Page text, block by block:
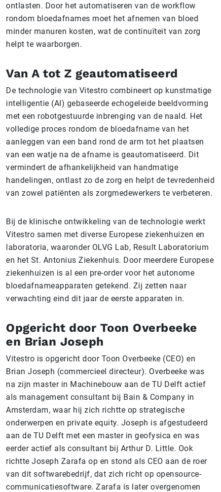
ontlasten. Door het automatiseren van de workflow
rondom bloedafnames moet het afnemen van bloed
minder manuren kosten, wat de continuïteit van zorg
helpt te waarborgen.
Van A tot Z geautomatiseerd
De technologie van Vitestro combineert op kunstmatige
intelligentie (AI) gebaseerde echogeleide beeldvorming
met een robotgestuurde inbrenging van de naald. Het
volledige proces rondom de bloedafname van het
aanleggen van een band rond de arm tot het plaatsen
van een watje na de afname is geautomatiseerd. Dit
vermindert de afhankelijkheid van handmatige
handelingen, ontlast zo de zorg en helpt de tevredenheid
van zowel patiënten als zorgmedewerkers te verbeteren.
Bij de klinische ontwikkeling van de technologie werkt
Vitestro samen met diverse Europese ziekenhuizen en
laboratoria, waaronder OLVG Lab, Result Laboratorium
en het St. Antonius Ziekenhuis. Door meerdere Europese
ziekenhuizen is al een pre-order voor het autonome
bloedafnameapparaten getekend. Zij zetten naar
verwachting eind dit jaar de eerste apparaten in.
Opgericht door Toon Overbeeke
en Brian Joseph
Vitestro is opgericht door Toon Overbeeke (CEO) en
Brian Joseph (commercieel directeur). Overbeeke was
na zijn master in Machinebouw aan de TU Delft actief
als management consultant bij Bain & Company in
Amsterdam, waar hij zich richtte op strategische
onderwerpen en private equity. Joseph is afgestudeerd
aan de TU Delft met een master in geofysica en was
eerder actief als consultant bij Arthur D. Little. Ook
richtte Joseph Zarafa op en stond als CEO aan de roer
van dit softwarebedrijf, dat zich richt op opensource-
communicatiesoftware. Zarafa is later overgenomen